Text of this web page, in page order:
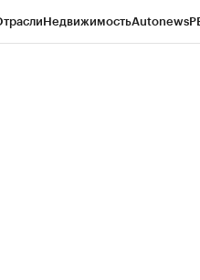
НедвижимостьAutonews